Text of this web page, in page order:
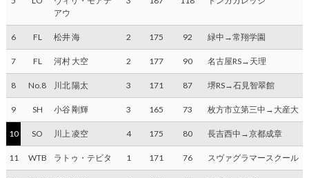
アウ
6 FL 松井 海 2 175 92 緑中→常翔学園
7 FL 河村 大空 2 177 90 名古屋RS→天理
8 No.8 川北 陽太 3 171 87 堺RS→石見智翠館
9 SH 小谷 剛輝 3 165 73 枚方市立第三中→大産大
10 SO 川上 凌空 4 175 80 長吉西中→京都成章
11 WTB ラトゥ・テビタ 1 171 76 スヴァグラマースクール